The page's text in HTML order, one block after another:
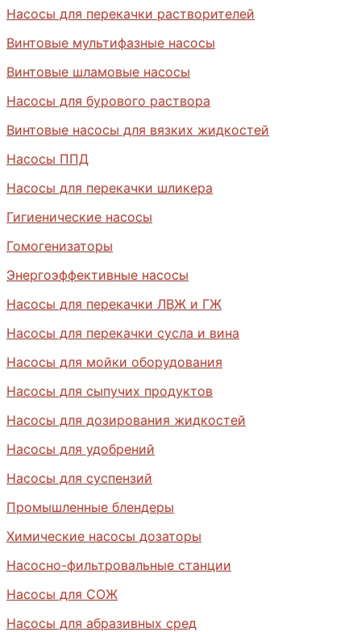
Насосы для перекачки растворителей
Винтовые мультифазные насосы
Винтовые шламовые насосы
Насосы для бурового раствора
Винтовые насосы для вязких жидкостей
Насосы ППД
Насосы для перекачки шликера
Гигиенические насосы
Гомогенизаторы
Энергоэффективные насосы
Насосы для перекачки ЛВЖ и ГЖ
Насосы для перекачки сусла и вина
Насосы для мойки оборудования
Насосы для сыпучих продуктов
Насосы для дозирования жидкостей
Насосы для удобрений
Насосы для суспензий
Промышленные блендеры
Химические насосы дозаторы
Насосно-фильтровальные станции
Насосы для СОЖ
Насосы для абразивных сред